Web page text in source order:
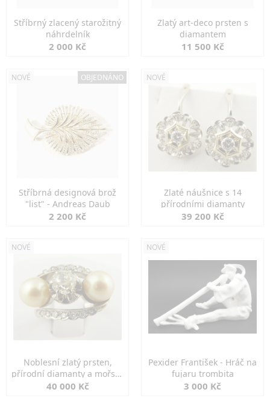
Stříbrný zlacený starožitný
náhrdelník
2 000 Kč
Zlatý art-deco prsten s
diamantem
11 500 Kč
NOVÉ OBJEDNÁNO
Stříbrná designová brož
"list" - Andreas Daub
2 200 Kč
NOVÉ
Zlaté náušnice s 14
přírodními diamanty
39 200 Kč
NOVÉ
Noblesní zlatý prsten,
přírodní diamanty a mořské
perly
40 000 Kč
NOVÉ
Pexider František - Hráč na
fujaru trombita
3 000 Kč